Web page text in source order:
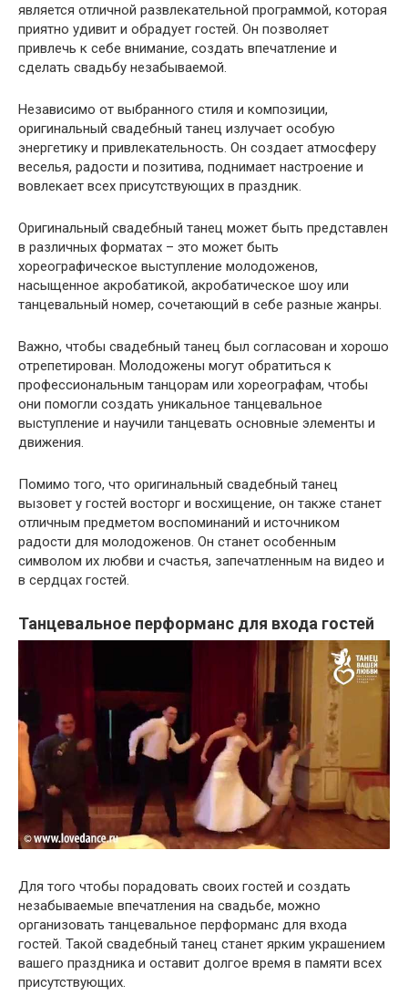
является отличной развлекательной программой, которая
приятно удивит и обрадует гостей. Он позволяет
привлечь к себе внимание, создать впечатление и
сделать свадьбу незабываемой.
Независимо от выбранного стиля и композиции,
оригинальный свадебный танец излучает особую
энергетику и привлекательность. Он создает атмосферу
веселья, радости и позитива, поднимает настроение и
вовлекает всех присутствующих в праздник.
Оригинальный свадебный танец может быть представлен
в различных форматах – это может быть
хореографическое выступление молодоженов,
насыщенное акробатикой, акробатическое шоу или
танцевальный номер, сочетающий в себе разные жанры.
Важно, чтобы свадебный танец был согласован и хорошо
отрепетирован. Молодожены могут обратиться к
профессиональным танцорам или хореографам, чтобы
они помогли создать уникальное танцевальное
выступление и научили танцевать основные элементы и
движения.
Помимо того, что оригинальный свадебный танец
вызовет у гостей восторг и восхищение, он также станет
отличным предметом воспоминаний и источником
радости для молодоженов. Он станет особенным
символом их любви и счастья, запечатленным на видео и
в сердцах гостей.
Танцевальное перформанс для входа гостей
Для того чтобы порадовать своих гостей и создать
незабываемые впечатления на свадьбе, можно
организовать танцевальное перформанс для входа
гостей. Такой свадебный танец станет ярким украшением
вашего праздника и оставит долгое время в памяти всех
присутствующих.